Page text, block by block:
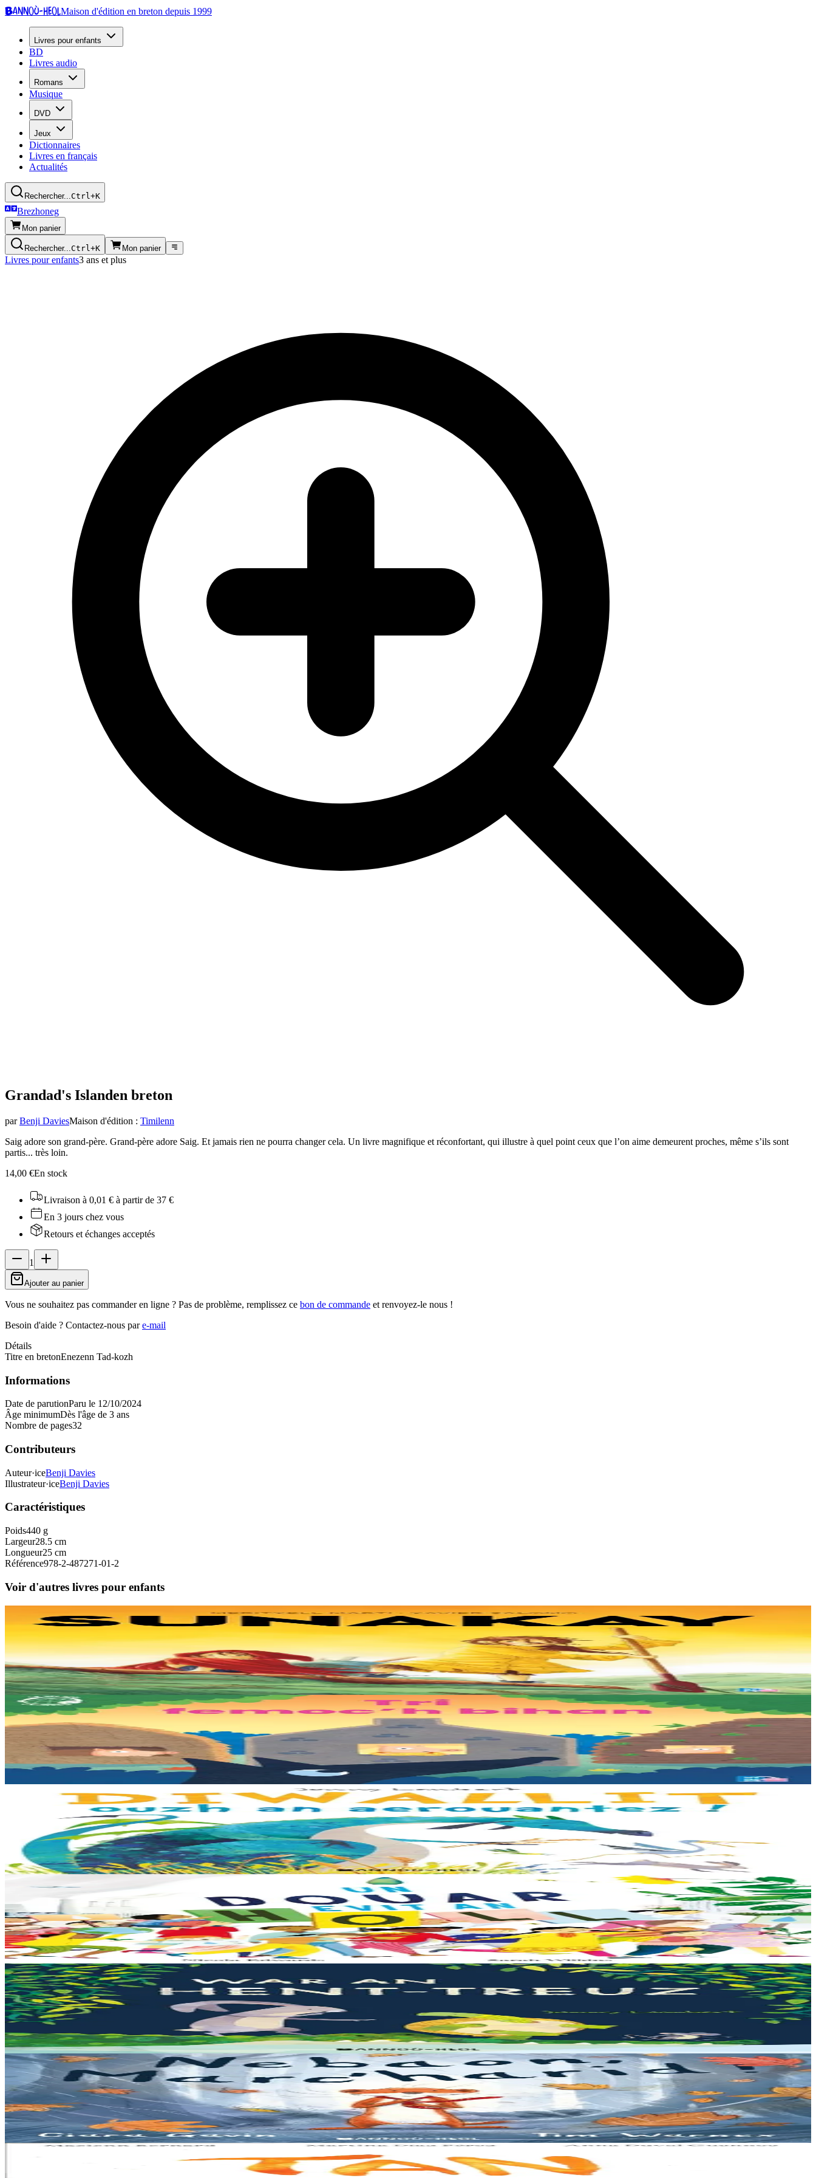
Bannoù-heolMaison d'édition en breton depuis 1999
Livres pour enfants
BD
Livres audio
Romans
Musique
DVD
Jeux
Dictionnaires
Livres en français
Actualités
Rechercher...Ctrl+K
Brezhoneg
Mon panier
Rechercher...Ctrl+K Mon panier
Livres pour enfants3 ans et plus
Grandad's Islanden breton
par Benji DaviesMaison d'édition : Timilenn
Saig adore son grand-père. Grand-père adore Saig. Et jamais rien ne pourra changer cela. Un livre magnifique et réconfortant, qui illustre à quel point ceux que l’on aime demeurent proches, même s’ils sont
partis... très loin.
14,00 €En stock
Livraison à 0,01 € à partir de 37 €
En 3 jours chez vous
Retours et échanges acceptés
1
Ajouter au panier
Vous ne souhaitez pas commander en ligne ? Pas de problème, remplissez ce bon de commande et renvoyez-le nous !
Besoin d'aide ? Contactez-nous pare-mail
Détails
Titre en bretonEnezenn Tad-kozh
Informations
Date de parutionParu le 12/10/2024
Âge minimumDès l'âge de 3 ans
Nombre de pages32
Contributeurs
Auteur·iceBenji Davies
Illustrateur·iceBenji Davies
Caractéristiques
Poids440 g
Largeur28.5 cm
Longueur25 cm
Référence978-2-487271-01-2
Voir d'autres livres pour enfants
Sunakay
La mer est devenue une immense décharge dépourvue de vie sous-marine. Deux soeurs survivent sur une île de plastique, au milieu des déchets. Mais un évènement...
En stock25,00 €
3 ans et plus
TES
Les trois petits cochons
Il était une fois trois joyeux petits cochons qui vivaient avec leurs parents. Il était temps pour chacun d’avoir sa propre maison ! Cette collection propose...
Look out, it's a Dragon!
Eflammez la dragonne est en quête d'une nouvelle maison. Mais quand elle trouve la forêt parfaite, elle n'est pas la bienvenue... "Ouste ! On ne veut pas de...
En stock13,00 €
Bannoù-heol
Like the Ocean We Rise
Notre planète est immense et magnifique, mais elle a besoin de notre aide – elle a besoin de moi, elle a besoin de vous. Cet album illustré, qui arrive à point...
En stock13,00 €
3 ans et plus
Bannoù-heol
Let's all creep through crocodile creek
Qui sait quelles bêtes rôdent dans les marais quand la nuit tombe... Pas les crocodiles en tout cas, Souris en est persuadée ! Ses amis ont un doute : à quoi ça...
En stock13,00 €
3 ans et plus
Bannoù-heol
A little bit worried
Pris dans une violente tempête, Marc'harid construit une forteresse pour s'y réfugier. Mais elle y rencontre Lagadeg, qui adore jouer dans le vent et patauger sous la pluie....
En stock13,00 €
8 ans et plus